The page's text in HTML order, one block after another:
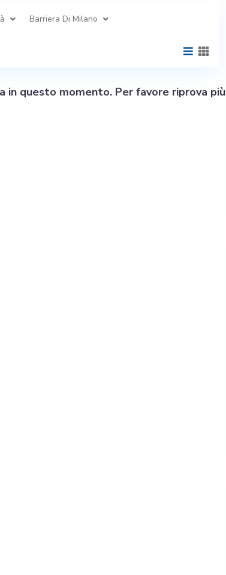
Barriera Di Milano
in questo momento. Per favore riprova più